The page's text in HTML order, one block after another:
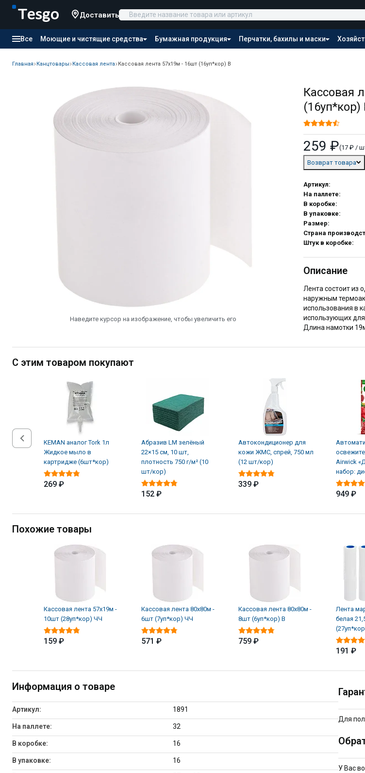
Доставить
Все Моющие и чистящие средства Бумажная продукция Перчатки, бахилы и маски
Главная Канцтовары Кассовая лента Кассовая лента 57х19м - 16шт (16уп*кор) В
Наведите курсор на изображение, чтобы увеличить его
Кассовая
(16уп*кор)
259 ₽(17 ₽ /
Возврат товара
Артикул:
На паллете:
В коробке:
В упаковке:
Размер:
Страна
Штук в коробке:
Описание
Лента состоит из
наружным
использования в
использующих
Длина намотки
С этим товаром покупают
KEMAN аналог Tork 1л
Жидкое мыло в
картридже (6шт*кор)
269 ₽
Абразив LM зелёный
22×15 см, 10 шт,
плотность 750 г/м² (10
шт/кор)
152 ₽
Автокондиционер для
кожи ЖМС, спрей, 750 мл
(12 шт/кор)
339 ₽
Airwick
набор:
949 ₽
Похожие товары
Кассовая лента 57х19м -
10шт (28уп*кор) ЧЧ
159 ₽
Кассовая лента 80х80м -
6шт (7уп*кор) ЧЧ
571 ₽
Кассовая лента 80х80м -
8шт (6уп*кор) В
759 ₽
Лента
белая
191 ₽
Информация о товаре
Артикул: 1891
На паллете: 32
В коробке: 16
В упаковке: 16
Для
У Вас